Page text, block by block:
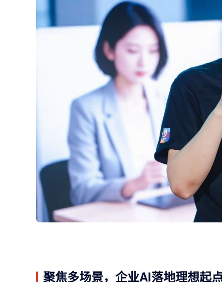
聚焦多场景，企业AI落地理想起